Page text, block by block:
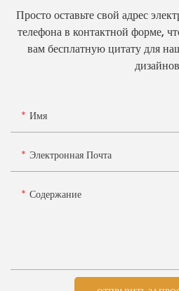
Просто оставьте свой адрес
телефона в контактной форме,
вам бесплатную цитату для
дизайнов
Имя
Электронная Почта
Содержание